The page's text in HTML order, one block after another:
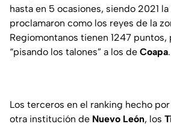
hasta en 5 ocasiones, siendo 2021
proclamaron como los reyes de la
Regiomontanos tienen 1247 puntos,
“pisando los talones” a los de Coapa.
Los terceros en el ranking hecho
otra institución de Nuevo León, los